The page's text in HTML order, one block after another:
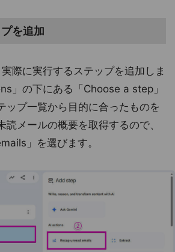
を追加
際に実行するステップを追加しま
」の下にある「Choose a step」
ップ一覧から目的に合ったものを
読メールの概要を取得するので、
」を選びます。